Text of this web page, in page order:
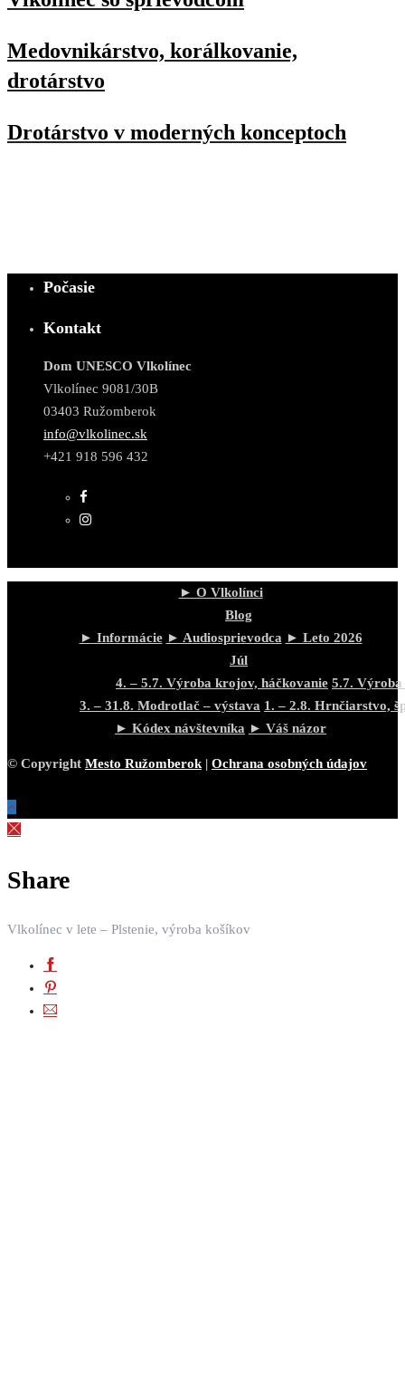
Medovnikárstvo, korálkovanie,
drotárstvo
Drotárstvo v moderných konceptoch
Počasie
Kontakt
Dom UNESCO Vlkolínec
Vlkolínec 9081/30B
03403 Ružomberok
info@vlkolinec.sk
+421 918 596 432
► O Vlkolínci
Blog
► Informácie ► Audiosprievodca ► Leto 2026
Júl
4. – 5.7. Výroba krojov, háčkovanie 5.7. Výroba
3. – 31.8. Modrotlač – výstava 1. – 2.8. Hrnčiarstvo,
► Kódex návštevníka ► Váš názor
© Copyright Mesto Ružomberok | Ochrana osobných údajov
Share
Vlkolínec v lete – Plstenie, výroba košíkov